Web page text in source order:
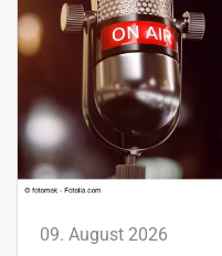
09. August 2026